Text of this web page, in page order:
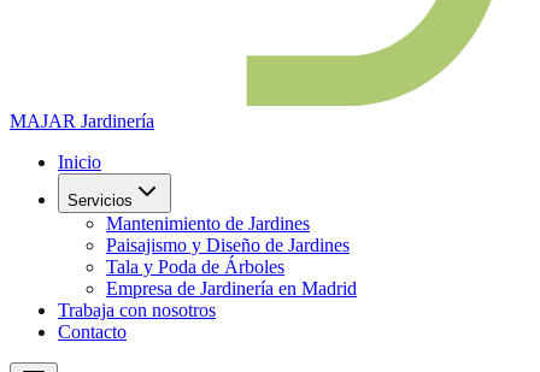
MAJAR Jardinería
Inicio
Servicios
Mantenimiento de Jardines
Paisajismo y Diseño de Jardines
Tala y Poda de Árboles
Empresa de Jardinería en Madrid
Trabaja con nosotros
Contacto